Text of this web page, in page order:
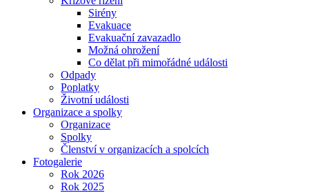
Sirény
Evakuace
Evakuační zavazadlo
Možná ohrožení
Co dělat při mimořádné události
Odpady
Poplatky
Životní události
Organizace a spolky
Organizace
Spolky
Členství v organizacích a spolcích
Fotogalerie
Rok 2026
Rok 2025